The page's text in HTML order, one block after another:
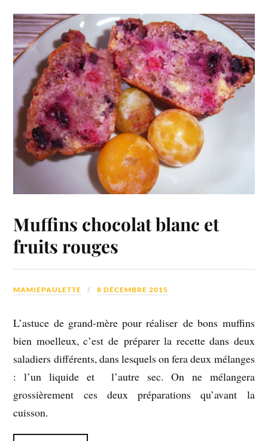
Muffins chocolat blanc et
fruits rouges
MAMIEPAULETTE 8 DÉCEMBRE 2015
L’astuce de grand-mère pour réaliser de bons muffins
bien moelleux, c’est de préparer la recette dans deux
saladiers différents, dans lesquels on fera deux mélanges
: l’un liquide et l’autre sec. On ne mélangera
grossièrement ces deux préparations qu’avant la
cuisson.